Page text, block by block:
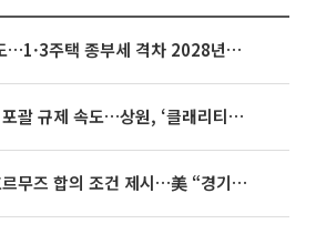
종부세 개편에도…1·3주택 종부세 격차 2028년부터 확대
미국, 가상자산 포괄 규제 속도…상원, ‘클래리티법’ 9월 절차투표 추진
이란, 미국에 호르무즈 합의 조건 제시…美 “경기 아직 안 끝나” [종합]